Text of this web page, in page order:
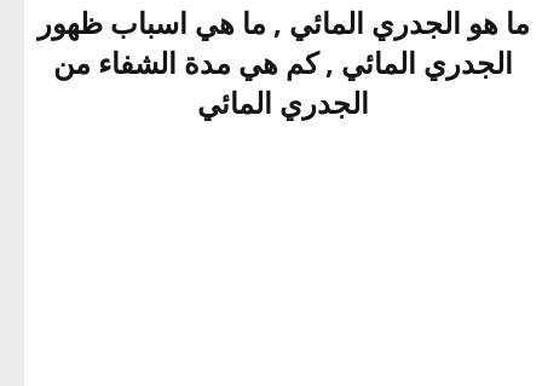
ما هو الجدري المائي , ما هي اسباب ظهور
الجدري المائي , كم هي مدة الشفاء من
الجدري المائي​